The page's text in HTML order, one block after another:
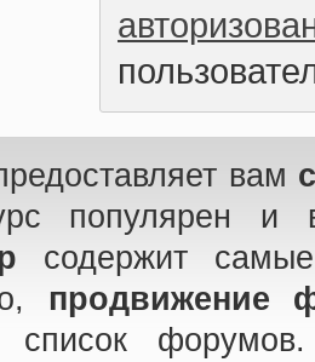
вам
популярен
содержит
продвижение
список